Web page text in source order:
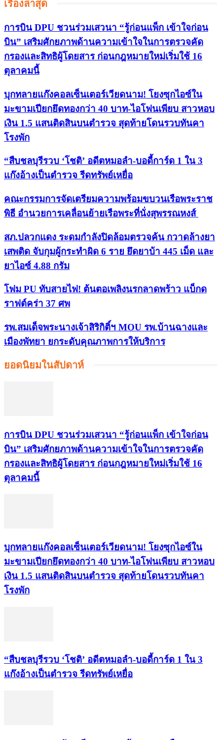
เรื่องล่าสุด
การบิน DPU ชวนร่วมเสวนา “รู้ก่อนแพ็ก เข้าใจก่อน
บิน” เสริมศักยภาพด้านความเข้าใจในการตรวจคัด
กรองและสิทธิผู้โดยสาร ก่อนกฎหมายใหม่เริ่มใช้ 16
ตุลาคมนี้
บุกทลายแก๊งคอลเซ็นเตอร์เวียดนาม! โยงซุกไอซ์ใน
มะขามเปียกยึดทองกว่า 40 บาท-ไอโฟนเพียบ สาวหอบ
เงิน 1.5 แสนติดสินบนตำรวจ สุดท้ายโดนรวบทันคา
โรงพัก
“สืบชลบุรีรวบ ‘โชติ’ อดีตหมอลำ-บอดี้การ์ด 1 ใน 3
แก๊งอ้างเป็นตำรวจ รีดทรัพย์เหยื่อ
คณะกรรมการจัดเตรียมความพร้อมขบวนเรือพระราช
พิธี อำนวยการเคลื่อนย้ายเรือพระที่นั่งสุพรรณหงส์
สภ.ปลวกแดง ระดมกำลังปิดล้อมตรวจค้น กวาดล้างยา
เสพติด จับกุมผู้กระทำผิด 6 ราย ยึดยาบ้า 445 เม็ด และ
ยาไอซ์ 4.88 กรัม
โฟม PU ทับสายไฟ! ต้นตอเพลิงนรกลาดพร้าว แบ็กด
ราฟต์คร่า 37 ศพ
รพ.สมเด็จพระนางเจ้าสิริกิติ์ฯ MOU รพ.บ้านฉางและ
เมืองพัทยา ยกระดับคุณภาพการให้บริการ
ยอดนิยมในสัปดาห์
การบิน DPU ชวนร่วมเสวนา “รู้ก่อนแพ็ก เข้าใจก่อน
บิน” เสริมศักยภาพด้านความเข้าใจในการตรวจคัด
กรองและสิทธิผู้โดยสาร ก่อนกฎหมายใหม่เริ่มใช้ 16
ตุลาคมนี้
บุกทลายแก๊งคอลเซ็นเตอร์เวียดนาม! โยงซุกไอซ์ใน
มะขามเปียกยึดทองกว่า 40 บาท-ไอโฟนเพียบ สาวหอบ
เงิน 1.5 แสนติดสินบนตำรวจ สุดท้ายโดนรวบทันคา
โรงพัก
“สืบชลบุรีรวบ ‘โชติ’ อดีตหมอลำ-บอดี้การ์ด 1 ใน 3
แก๊งอ้างเป็นตำรวจ รีดทรัพย์เหยื่อ